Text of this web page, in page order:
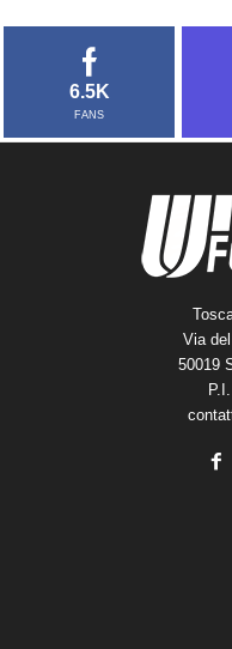
6.5K
FANS
Via
50019